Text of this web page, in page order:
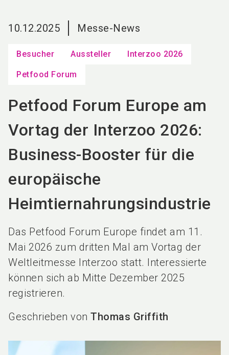
10.12.2025 Messe-News
Besucher Aussteller Interzoo 2026
Petfood Forum
Petfood Forum Europe am
Vortag der Interzoo 2026:
Business-Booster für die
europäische
Heimtiernahrungsindustrie
Das Petfood Forum Europe findet am 11.
Mai 2026 zum dritten Mal am Vortag der
Weltleitmesse Interzoo statt. Interessierte
können sich ab Mitte Dezember 2025
registrieren.
Geschrieben von Thomas Griffith